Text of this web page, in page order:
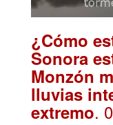
¿Cómo
Sonora
Monzón
lluvias
extremo.